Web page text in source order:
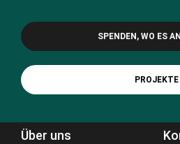
SPENDEN, WO ES
PROJEKTE
Über uns